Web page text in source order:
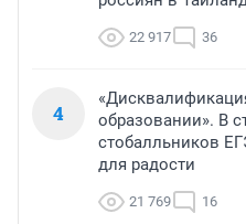
22 917 36
4
образовании». В
стобалльников
для радости
21 769 16